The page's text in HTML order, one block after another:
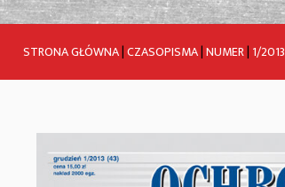
STRONA GŁÓWNA|CZASOPISMA|NUMER| 1/2013